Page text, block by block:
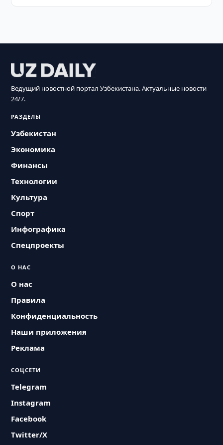
Ведущий новостной портал Узбекистана. Актуальные новости
24/7.
РАЗДЕЛЫ
Узбекистан
Экономика
Финансы
Технологии
Культура
Спорт
Инфографика
Спецпроекты
О НАС
О нас
Правила
Конфиденциальность
Наши приложения
Реклама
СОЦСЕТИ
Telegram
Instagram
Facebook
Twitter/X